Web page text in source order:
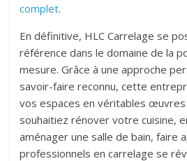
complet.
En définitive, HLC Carrelage se
référence dans le domaine de la
mesure. Grâce à une approche
savoir-faire reconnu, cette
vos espaces en véritables œuvres
souhaitiez rénover votre cuisine,
aménager une salle de bain, faire
professionnels en carrelage se